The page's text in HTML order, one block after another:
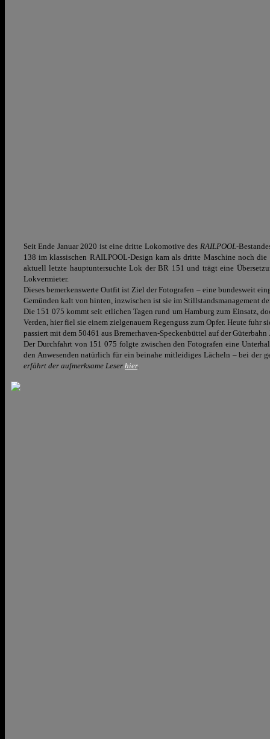
Seit Ende Januar 2020 ist eine dritte Lokomotive des RAILPOOL-
138 im klassischen RAILPOOL-Design kam als dritte Maschine noch
aktuell letzte hauptuntersuchte Lok der BR 151 und trägt eine
Lokvermieter.
Dieses bemerkenswerte Outfit ist Ziel der Fotografen – eine bundesweit
Gemünden kalt von hinten, inzwischen ist sie im Stillstandsmanagement
Die 151 075 kommt seit etlichen Tagen rund um Hamburg zum Einsatz,
Verden, hier fiel sie einem zielgenauem Regenguss zum Opfer. Heute
passiert mit dem 50461 aus Bremerhaven-Speckenbüttel auf der
Der Durchfahrt von 151 075 folgte zwischen den Fotografen eine
den Anwesenden natürlich für ein beinahe mitleidiges Lächeln – bei der
erfährt der aufmerksame Leser hier.